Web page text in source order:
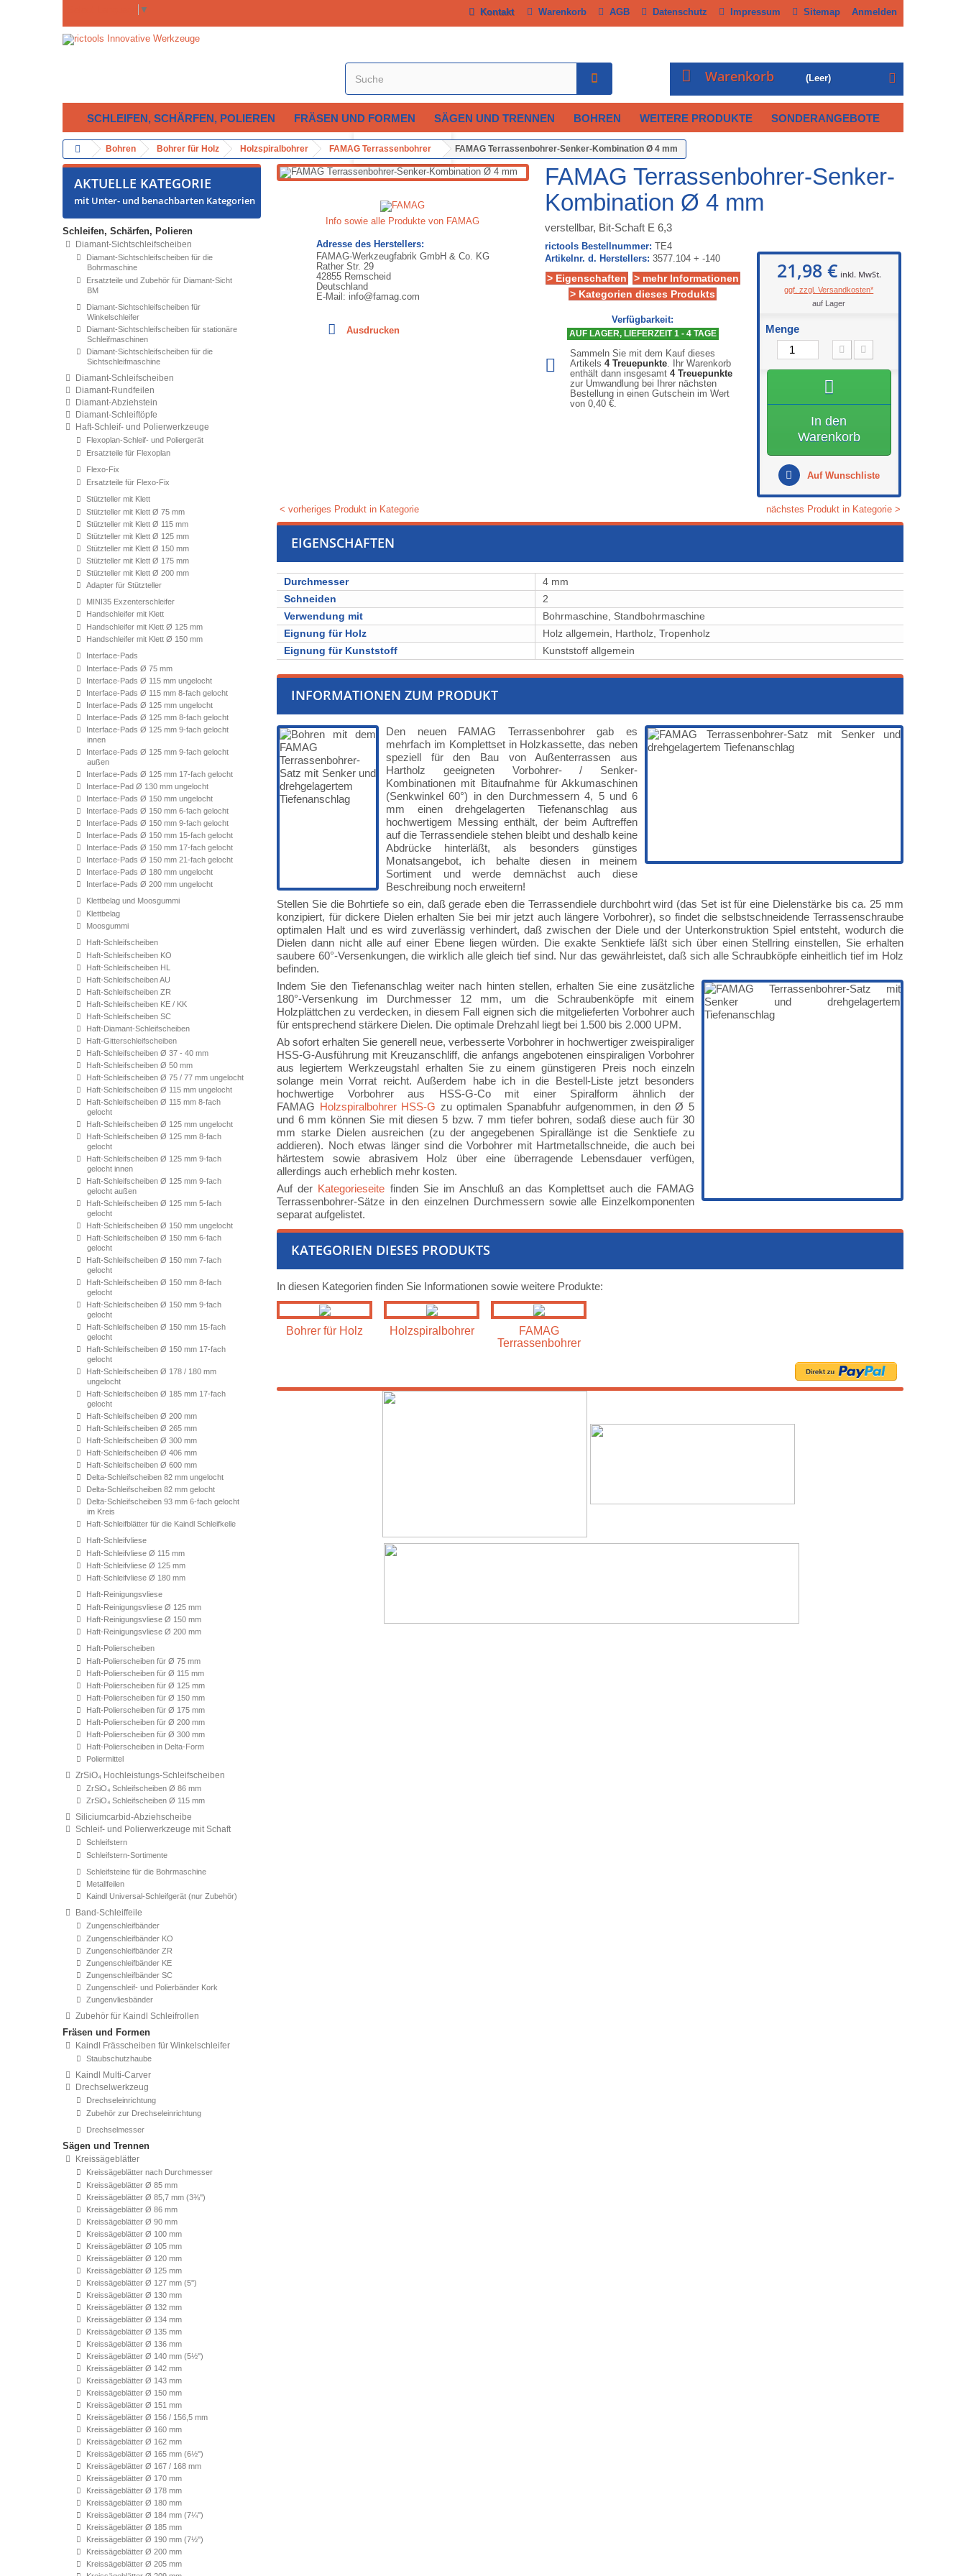
Anmelden
▼ Sitemap
Impressum
Datenschutz
AGB
Warenkorb
Kontakt
Warenkorb (Leer)
SCHLEIFEN, SCHÄRFEN, POLIEREN FRÄSEN UND FORMEN SÄGEN UND TRENNEN BOHREN WEITERE PRODUKTE SONDERANGEBOTE
Bohren Bohrer für Holz Holzspiralbohrer FAMAG Terrassenbohrer FAMAG Terrassenbohrer-Senker-Kombination Ø 4 mm
AKTUELLE KATEGORIE
mit Unter- und benachbarten Kategorien
Schleifen, Schärfen, Polieren
Diamant-Sichtschleifscheiben
Diamant-Sichtschleifscheiben für die
Bohrmaschine
Ersatzteile und Zubehör für Diamant-Sicht
BM
Diamant-Sichtschleifscheiben für
Winkelschleifer
Diamant-Sichtschleifscheiben für stationäre
Schleifmaschinen
Diamant-Sichtschleifscheiben für die
Sichtschleifmaschine
Diamant-Schleifscheiben
Diamant-Rundfeilen
Diamant-Abziehstein
Diamant-Schleiftöpfe
Haft-Schleif- und Polierwerkzeuge
Flexoplan-Schleif- und Poliergerät
Ersatzteile für Flexoplan
Flexo-Fix
Ersatzteile für Flexo-Fix
Stützteller mit Klett
Stützteller mit Klett Ø 75 mm
Stützteller mit Klett Ø 115 mm
Stützteller mit Klett Ø 125 mm
Stützteller mit Klett Ø 150 mm
Stützteller mit Klett Ø 175 mm
Stützteller mit Klett Ø 200 mm
Adapter für Stützteller
MINI35 Exzenterschleifer
Handschleifer mit Klett
Handschleifer mit Klett Ø 125 mm
Handschleifer mit Klett Ø 150 mm
Interface-Pads
Interface-Pads Ø 75 mm
Interface-Pads Ø 115 mm ungelocht
Interface-Pads Ø 115 mm 8-fach gelocht
Interface-Pads Ø 125 mm ungelocht
Interface-Pads Ø 125 mm 8-fach gelocht
Interface-Pads Ø 125 mm 9-fach gelocht
innen
Interface-Pads Ø 125 mm 9-fach gelocht
außen
Interface-Pads Ø 125 mm 17-fach gelocht
Interface-Pad Ø 130 mm ungelocht
Interface-Pads Ø 150 mm ungelocht
Interface-Pads Ø 150 mm 6-fach gelocht
Interface-Pads Ø 150 mm 9-fach gelocht
Interface-Pads Ø 150 mm 15-fach gelocht
Interface-Pads Ø 150 mm 17-fach gelocht
Interface-Pads Ø 150 mm 21-fach gelocht
Interface-Pads Ø 180 mm ungelocht
Interface-Pads Ø 200 mm ungelocht
Klettbelag und Moosgummi
Klettbelag
Moosgummi
Haft-Schleifscheiben
Haft-Schleifscheiben KO
Haft-Schleifscheiben HL
Haft-Schleifscheiben AU
Haft-Schleifscheiben ZR
Haft-Schleifscheiben KE / KK
Haft-Schleifscheiben SC
Haft-Diamant-Schleifscheiben
Haft-Gitterschleifscheiben
Haft-Schleifscheiben Ø 37 - 40 mm
Haft-Schleifscheiben Ø 50 mm
Haft-Schleifscheiben Ø 75 / 77 mm ungelocht
Haft-Schleifscheiben Ø 115 mm ungelocht
Haft-Schleifscheiben Ø 115 mm 8-fach
gelocht
Haft-Schleifscheiben Ø 125 mm ungelocht
Haft-Schleifscheiben Ø 125 mm 8-fach
gelocht
Haft-Schleifscheiben Ø 125 mm 9-fach
gelocht innen
Haft-Schleifscheiben Ø 125 mm 9-fach
gelocht außen
Haft-Schleifscheiben Ø 125 mm 5-fach
gelocht
Haft-Schleifscheiben Ø 150 mm ungelocht
Haft-Schleifscheiben Ø 150 mm 6-fach
gelocht
Haft-Schleifscheiben Ø 150 mm 7-fach
gelocht
Haft-Schleifscheiben Ø 150 mm 8-fach
gelocht
Haft-Schleifscheiben Ø 150 mm 9-fach
gelocht
Haft-Schleifscheiben Ø 150 mm 15-fach
gelocht
Haft-Schleifscheiben Ø 150 mm 17-fach
gelocht
Haft-Schleifscheiben Ø 178 / 180 mm
ungelocht
Haft-Schleifscheiben Ø 185 mm 17-fach
gelocht
Haft-Schleifscheiben Ø 200 mm
Haft-Schleifscheiben Ø 265 mm
Haft-Schleifscheiben Ø 300 mm
Haft-Schleifscheiben Ø 406 mm
Haft-Schleifscheiben Ø 600 mm
Delta-Schleifscheiben 82 mm ungelocht
Delta-Schleifscheiben 82 mm gelocht
Delta-Schleifscheiben 93 mm 6-fach gelocht
im Kreis
Haft-Schleifblätter für die Kaindl Schleifkelle
Haft-Schleifvliese
Haft-Schleifvliese Ø 115 mm
Haft-Schleifvliese Ø 125 mm
Haft-Schleifvliese Ø 180 mm
Haft-Reinigungsvliese
Haft-Reinigungsvliese Ø 125 mm
Haft-Reinigungsvliese Ø 150 mm
Haft-Reinigungsvliese Ø 200 mm
Haft-Polierscheiben
Haft-Polierscheiben für Ø 75 mm
Haft-Polierscheiben für Ø 115 mm
Haft-Polierscheiben für Ø 125 mm
Haft-Polierscheiben für Ø 150 mm
Haft-Polierscheiben für Ø 175 mm
Haft-Polierscheiben für Ø 200 mm
Haft-Polierscheiben für Ø 300 mm
Haft-Polierscheiben in Delta-Form
Poliermittel
ZrSiO₄ Hochleistungs-Schleifscheiben
ZrSiO₄ Schleifscheiben Ø 86 mm
ZrSiO₄ Schleifscheiben Ø 115 mm
Siliciumcarbid-Abziehscheibe
Schleif- und Polierwerkzeuge mit Schaft
Schleifstern
Schleifstern-Sortimente
Schleifsteine für die Bohrmaschine
Metallfeilen
Kaindl Universal-Schleifgerät (nur Zubehör)
Band-Schleiffeile
Zungenschleifbänder
Zungenschleifbänder KO
Zungenschleifbänder ZR
Zungenschleifbänder KE
Zungenschleifbänder SC
Zungenschleif- und Polierbänder Kork
Zungenvliesbänder
Zubehör für Kaindl Schleifrollen
Fräsen und Formen
Kaindl Frässcheiben für Winkelschleifer
Staubschutzhaube
Kaindl Multi-Carver
Drechselwerkzeug
Drechseleinrichtung
Zubehör zur Drechseleinrichtung
Drechselmesser
Sägen und Trennen
Kreissägeblätter
Kreissägeblätter nach Durchmesser
Kreissägeblätter Ø 85 mm
Kreissägeblätter Ø 85,7 mm (3⅜'')
Kreissägeblätter Ø 86 mm
Kreissägeblätter Ø 90 mm
Kreissägeblätter Ø 100 mm
Kreissägeblätter Ø 105 mm
Kreissägeblätter Ø 120 mm
Kreissägeblätter Ø 125 mm
Kreissägeblätter Ø 127 mm (5'')
Kreissägeblätter Ø 130 mm
Kreissägeblätter Ø 132 mm
Kreissägeblätter Ø 134 mm
Kreissägeblätter Ø 135 mm
Kreissägeblätter Ø 136 mm
Kreissägeblätter Ø 140 mm (5½'')
Kreissägeblätter Ø 142 mm
Kreissägeblätter Ø 143 mm
Kreissägeblätter Ø 150 mm
Kreissägeblätter Ø 151 mm
Kreissägeblätter Ø 156 / 156,5 mm
Kreissägeblätter Ø 160 mm
Kreissägeblätter Ø 162 mm
Kreissägeblätter Ø 165 mm (6½'')
Kreissägeblätter Ø 167 / 168 mm
Kreissägeblätter Ø 170 mm
Kreissägeblätter Ø 178 mm
Kreissägeblätter Ø 180 mm
Kreissägeblätter Ø 184 mm (7¼'')
Kreissägeblätter Ø 185 mm
Kreissägeblätter Ø 190 mm (7½'')
Kreissägeblätter Ø 200 mm
Kreissägeblätter Ø 205 mm
Vergrößern
Info sowie alle Produkte von FAMAG
Adresse des Herstellers:
FAMAG-Werkzeugfabrik GmbH & Co. KG
Rather Str. 29
42855 Remscheid
Deutschland
E-Mail: info@famag.com
Ausdrucken
FAMAG Terrassenbohrer-Senker-
Kombination Ø 4 mm
verstellbar, Bit-Schaft E 6,3
rictools Bestellnummer: TE4
Artikelnr. d. Herstellers: 3577.104 + -140
> Eigenschaften
> mehr Informationen
> Kategorien dieses Produkts
Verfügbarkeit:
AUF LAGER, LIEFERZEIT 1 - 4 TAGE
Sammeln Sie mit dem Kauf dieses
Artikels 4Treuepunkte. Ihr Warenkorb
enthält dann insgesamt 4Treuepunkte
zur Umwandlung bei Ihrer nächsten
Bestellung in einen Gutschein im Wert
von 0,40 €.
21,98 € inkl. MwSt.
ggf. zzgl. Versandkosten*
auf Lager
Menge
In den
Warenkorb
Auf Wunschliste
< vorheriges Produkt in Kategorie nächstes Produkt in Kategorie >
EIGENSCHAFTEN
Durchmesser
4 mm
Schneiden
2
Verwendung mit
Bohrmaschine, Standbohrmaschine
Eignung für Holz
Holz allgemein, ⁠⁠⁠Hartholz, ⁠⁠⁠⁠⁠Tropenholz
Eignung für Kunststoff
Kunststoff allgemein
INFORMATIONEN ZUM PRODUKT
Den neuen FAMAG Terrassenbohrer gab es
mehrfach im Komplettset in Holzkassette, das neben
speziell für den Bau von Außenterrassen aus
Hartholz geeigneten Vorbohrer- / Senker-
Kombinationen mit Bitaufnahme für Akkumaschinen
(Senkwinkel 60°) in den Durchmessern 4, 5 und 6
mm einen drehgelagerten Tiefenanschlag aus
hochwertigem Messing enthält, der beim Auftreffen
auf die Terrassendiele stehen bleibt und deshalb keine
Abdrücke hinterläßt, als besonders günstiges
Monatsangebot, ich behalte diesen in meinem
Sortiment und werde demnächst auch diese
Beschreibung noch erweitern!
Stellen Sie die Bohrtiefe so ein, daß gerade eben die Terrassendiele durchbohrt wird (das Set ist für eine Dielenstärke bis ca. 25 mm
konzipiert, für dickere Dielen erhalten Sie bei mir jetzt auch längere Vorbohrer), so findet die selbstschneidende Terrassenschraube
optimalen Halt und es wird zuverlässig verhindert, daß zwischen der Diele und der Unterkonstruktion Spiel entsteht, wodurch die
Dielen dann nicht alle auf einer Ebene liegen würden. Die exakte Senktiefe läßt sich über einen Stellring einstellen, Sie erhalten
saubere 60°-Versenkungen, die wirklich alle gleich tief sind. Nur das gewährleistet, daß sich alle Schraubköpfe einheitlich tief im Holz
befinden.
Indem Sie den Tiefenanschlag weiter nach hinten stellen, erhalten Sie eine zusätzliche
180°-Versenkung im Durchmesser 12 mm, um die Schraubenköpfe mit einem
Holzplättchen zu verdecken, in diesem Fall eignen sich die mitgelieferten Vorbohrer auch
für entsprechend stärkere Dielen. Die optimale Drehzahl liegt bei 1.500 bis 2.000 UPM.
Ab sofort erhalten Sie generell neue, verbesserte Vorbohrer in hochwertiger zweispiraliger
HSS-G-Ausführung mit Kreuzanschliff, die anfangs angebotenen einspiraligen Vorbohrer
aus legiertem Werkzeugstahl erhalten Sie zu einem günstigeren Preis noch einzeln
solange mein Vorrat reicht. Außerdem habe ich in die Bestell-Liste jetzt besonders
hochwertige Vorbohrer aus HSS-G-Co mit einer Spiralform ähnlich der
FAMAG Holzspiralbohrer HSS-G zu optimalen Spanabfuhr aufgenommen, in den Ø 5
und 6 mm können Sie mit diesen 5 bzw. 7 mm tiefer bohren, sodaß diese auch für 30
mm starke Dielen ausreichen (zu der angegebenen Spirallänge ist die Senktiefe zu
addieren). Noch etwas länger sind die Vorbohrer mit Hartmetallschneide, die auch bei
härtestem sowie abrasivem Holz über eine überragende Lebensdauer verfügen,
allerdings auch erheblich mehr kosten.
Auf der Kategorieseite finden Sie im Anschluß an das Komplettset auch die FAMAG
Terrassenbohrer-Sätze in den einzelnen Durchmessern sowie alle Einzelkomponenten
separat aufgelistet.
KATEGORIEN DIESES PRODUKTS
In diesen Kategorien finden Sie Informationen sowie weitere Produkte:
Bohrer für Holz Holzspiralbohrer
FAMAG
Terrassenbohrer